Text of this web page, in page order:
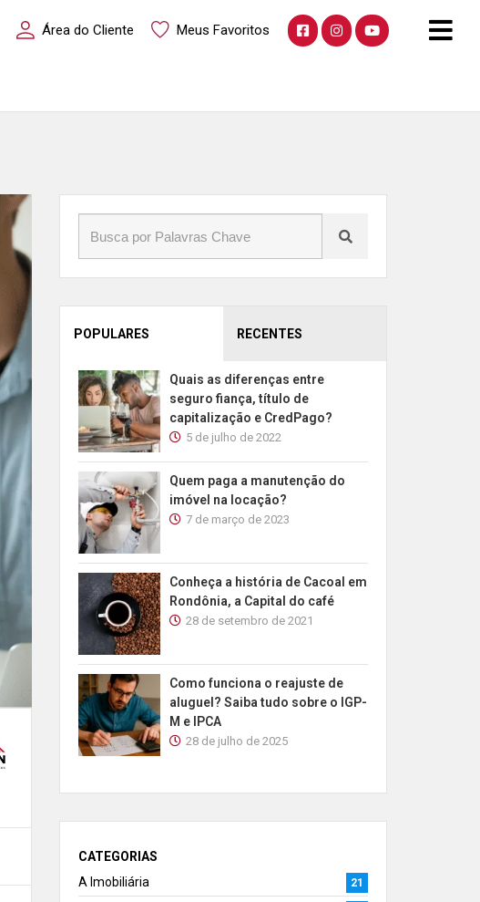
Área do Cliente Meus Favoritos
POPULARES RECENTES
Quais as diferenças entre
seguro fiança, título de
capitalização e CredPago?
5 de julho de 2022
Quem paga a manutenção do
imóvel na locação?
7 de março de 2023
Conheça a história de Cacoal em
Rondônia, a Capital do café
28 de setembro de 2021
Como funciona o reajuste de
aluguel? Saiba tudo sobre o IGP-
M e IPCA
28 de julho de 2025
CATEGORIAS
A Imobiliária
21